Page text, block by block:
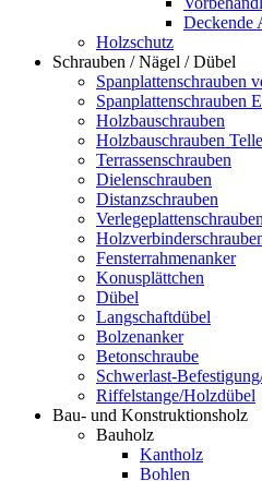
Deckende
Holzschutz
Schrauben / Nägel / Dübel
Spanplattenschrauben
Spanplattenschrauben
Holzbauschrauben
Holzbauschrauben
Terrassenschrauben
Dielenschrauben
Distanzschrauben
Verlegeplattenschrauben
Fensterrahmenanker
Konusplättchen
Dübel
Langschaftdübel
Bolzenanker
Betonschraube
Schwerlast-
Riffelstange/Holzdübel
Bau- und Konstruktionsholz
Bauholz
Kantholz
Bohlen